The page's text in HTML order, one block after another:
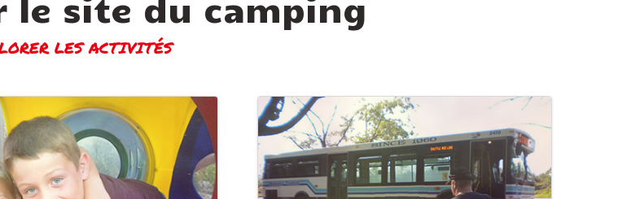
le site du camping
LES ACTIVITÉS